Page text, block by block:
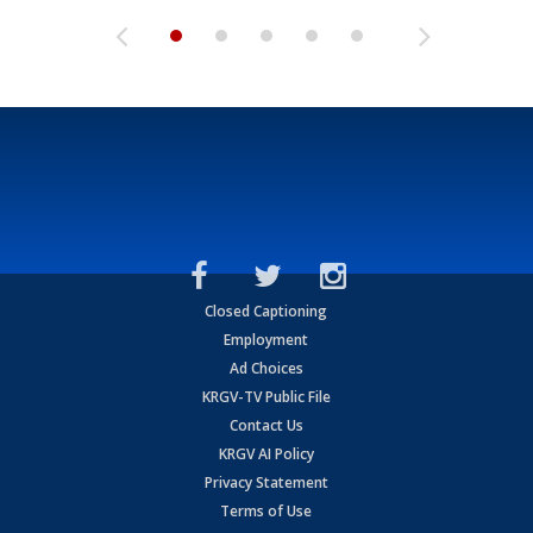
Closed Captioning
Employment
Ad Choices
KRGV-TV Public File
Contact Us
KRGV AI Policy
Privacy Statement
Terms of Use